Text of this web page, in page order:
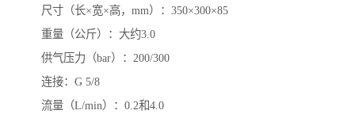
尺寸（长×宽×高，mm）：350×300×85
重量（公斤）：大约3.0
供气压力（bar）：200/300
连接：G 5/8
流量（L/min）：0.2和4.0